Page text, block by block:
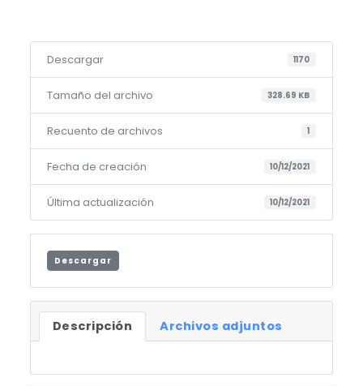
Descargar 1170
Tamaño del archivo 328.69 KB
Recuento de archivos 1
Fecha de creación 10/12/2021
Última actualización 10/12/2021
Descargar
Descripción Archivos adjuntos